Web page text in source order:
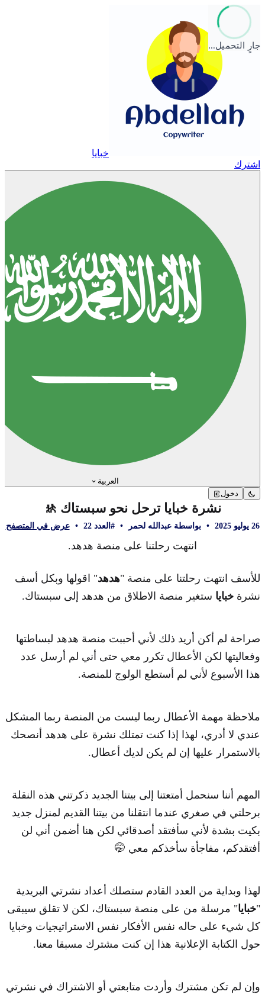
جارٍ التحميل…
خبايا
اشترك
العربية
دخول
نشرة خبايا ترحل نحو سبستاك 🚸
26 يوليو 2025 • بواسطة عبدالله لحمر • #العدد 22 • عرض في المتصفح
انتهت رحلتنا على منصة هدهد.
للأسف انتهت رحلتنا على منصة "هدهد" اقولها وبكل أسف
نشرة خبايا ستغير منصة الاطلاق من هدهد إلى سبستاك.
صراحة لم أكن أريد ذلك لأني أحببت منصة هدهد لبساطتها
وفعاليتها لكن الأعطال تكرر معي حتى أني لم أرسل عدد
هذا الأسبوع لأني لم أستطع الولوج للمنصة.
ملاحظة مهمة الأعطال ربما ليست من المنصة ربما المشكل
عندي لا أدري، لهذا إذا كنت تمتلك نشرة على هدهد أنصحك
بالاستمرار عليها إن لم يكن لديك أعطال.
المهم أننا سنحمل أمتعتنا إلى بيتنا الجديد ذكرتني هذه النقلة
برحلتي في صغري عندما انتقلنا من بيتنا القديم لمنزل جديد
بكيت بشدة لأني سأفتقد أصدقائي لكن هنا أضمن أني لن
أفتقدكم، مفاجأة سأخذكم معي 🤭
لهذا وبداية من العدد القادم ستصلك أعداد نشرتي البريدية
"خبايا" مرسلة من على منصة سبستاك، لكن لا تقلق سيبقى
كل شيء على حاله نفس الأفكار نفس الاستراتيجيات وخبايا
حول الكتابة الإعلانية هذا إن كنت مشترك مسبقا معنا.
وإن لم تكن مشترك وأردت متابعتي أو الاشتراك في نشرتي